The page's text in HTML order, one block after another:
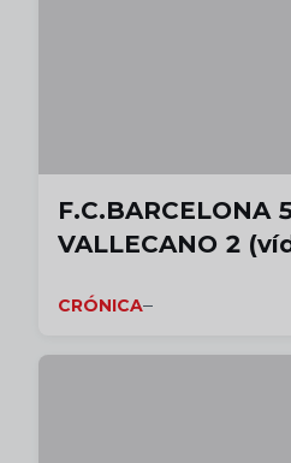
F.C.BARCELONA
VALLECANO 2
CRÓNICA